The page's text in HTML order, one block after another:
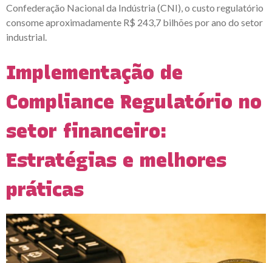
Confederação Nacional da Indústria (CNI), o custo regulatório
consome aproximadamente R$ 243,7 bilhões por ano do setor
industrial.
Implementação de
Compliance Regulatório no
setor financeiro:
Estratégias e melhores
práticas